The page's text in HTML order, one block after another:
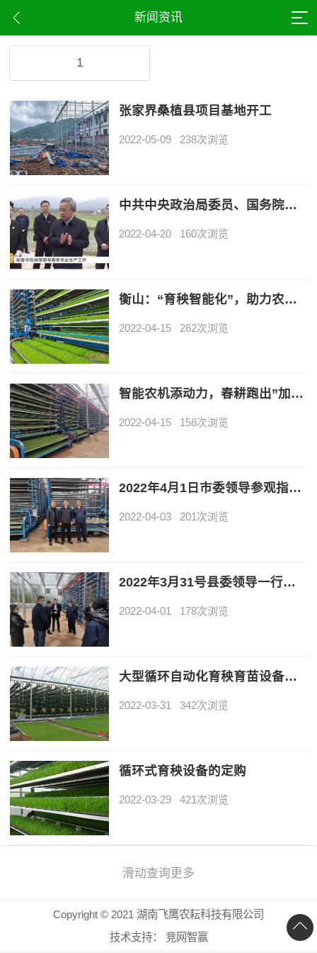
新闻资讯
1
张家界桑植县项目基地开工
2022-05-09 238次浏览
中共中央政治局委员、国务院领导在湖南实地督导春季农业生产
2022-04-20 160次浏览
衡山：“育秧智能化”，助力农业高质量发展
2022-04-15 262次浏览
智能农机添动力，春耕跑出”加速度“
2022-04-15 158次浏览
2022年4月1日市委领导参观指导全市首个自动化育秧基地
2022-04-03 201次浏览
2022年3月31号县委领导一行到衡山国丰农业生态基地指导早稻育秧工作。
2022-04-01 178次浏览
大型循环自动化育秧育苗设备的优点及特点
2022-03-31 342次浏览
循环式育秧设备的定购
2022-03-29 421次浏览
滑动查询更多
Copyright © 2021 湖南飞鹰农耘科技有限公司
技术支持：
竞网智赢